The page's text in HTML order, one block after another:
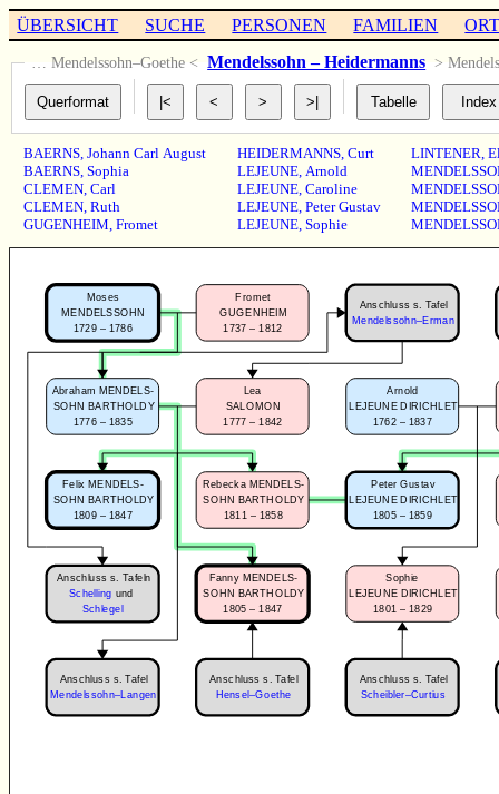
ÜBERSICHT SUCHE PERSONEN FAMILIEN
… Mendelssohn–Goethe < Mendelssohn – Heidermanns >
BAERNS,Johann Carl August
BAERNS,Sophia
CLEMEN,Carl
CLEMEN,Ruth
GUGENHEIM,Fromet
HEIDERMANNS, Curt
LEJEUNE, Arnold
LEJEUNE, Caroline
LEJEUNE, Peter Gustav
LEJEUNE, Sophie
LINTENER,
Fanny MENDELS-
SOHN BARTHOLDY
1805 – 1847
Lea
SALOMON
1777 – 1842
Abraham MENDELS-
SOHN BARTHOLDY
1776 – 1835
Felix MENDELS-
SOHN BARTHOLDY
1809 – 1847
Fromet
GUGENHEIM
1737 – 1812
Moses
MENDELSSOHN
1729 – 1786
Anschluss s. Tafel
Hensel–Goethe
Anschluss s. Tafeln
Schelling und
Schlegel
Anschluss s. Tafel
Mendelssohn–Erman
Rebecka MENDELS-
SOHN BARTHOLDY
1811 – 1858
Peter Gustav
LEJEUNE DIRICHLET
1805 – 1859
Arnold
LEJEUNE DIRICHLET
1762 – 1837
Sophie
LEJEUNE DIRICHLET
1801 – 1829
Anschluss s. Tafel
Scheibler–Curtius
Anschluss s. Tafel
Mendelssohn–Langen